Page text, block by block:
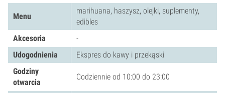
Menu
marihuana, haszysz, olejki, suplementy,
edibles
Akcesoria
-
Udogodnienia
Ekspres do kawy i przekąski
Godziny
otwarcia
Codziennie od 10:00 do 23:00